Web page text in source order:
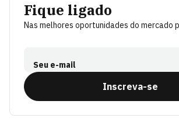
Fique ligado
Nas melhores oportunidades do mercado
Seu e-mail
Inscreva-se